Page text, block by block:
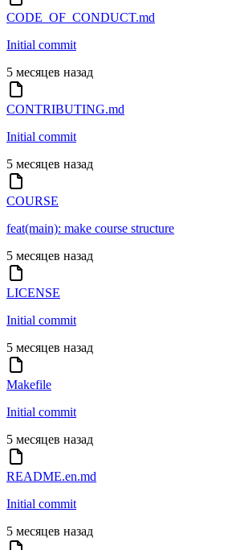
CODE_OF_CONDUCT.md
Initial commit
5 месяцев назад
CONTRIBUTING.md
Initial commit
5 месяцев назад
COURSE
feat(main): make course structure
5 месяцев назад
LICENSE
Initial commit
5 месяцев назад
Makefile
Initial commit
5 месяцев назад
README.en.md
Initial commit
5 месяцев назад